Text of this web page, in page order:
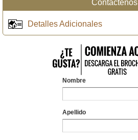
Contáctenos
Detalles Adicionales
Nombre
Apellido